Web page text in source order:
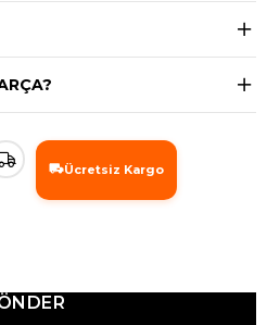
Ücretsiz Kargo